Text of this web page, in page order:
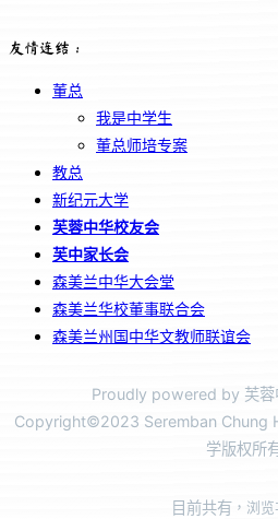
友情连结：
董总
我是中学生
董总师培专案
教总
新纪元大学
芙蓉中华校友会
芙中家长会
森美兰中华大会堂
森美兰华校董事联合会
森美兰州国中华文教师联谊会
Proudly powered by 芙蓉
Copyright©2023 Seremban Chung
学版权所
目前共有 ，浏